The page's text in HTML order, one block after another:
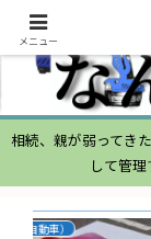
相続、親が弱ってき
して管
ムーヴ
メニュー